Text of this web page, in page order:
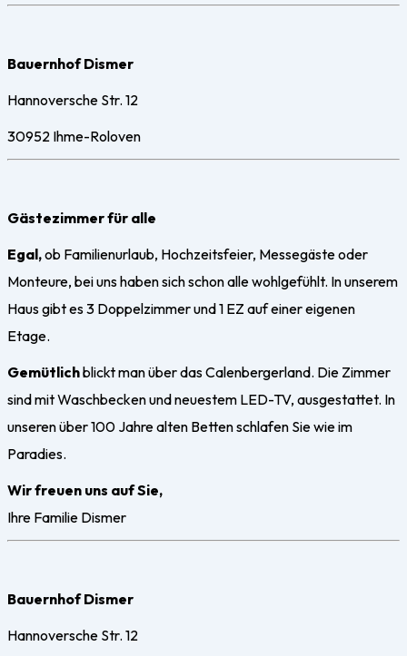
Bauernhof Dismer
Hannoversche Str. 12
30952 Ihme-Roloven
Gästezimmer für alle
Egal,ob Familienurlaub, Hochzeitsfeier, Messegäste oder
Monteure, bei uns haben sich schon alle wohlgefühlt. In unserem
Haus gibt es 3 Doppelzimmer und 1 EZ auf einer eigenen
Etage.
Gemütlichblickt man über das Calenbergerland. Die Zimmer
sind mit Waschbecken und neuestem LED-TV, ausgestattet. In
unseren über 100 Jahre alten Betten schlafen Sie wie im
Paradies.
Wir freuen uns auf Sie,
Ihre Familie Dismer
Bauernhof Dismer
Hannoversche Str. 12